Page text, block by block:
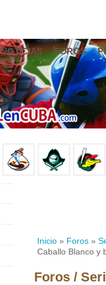
NOTICIAS FOROS
Inicio » Foros »
Caballo Blanco y
Foros /